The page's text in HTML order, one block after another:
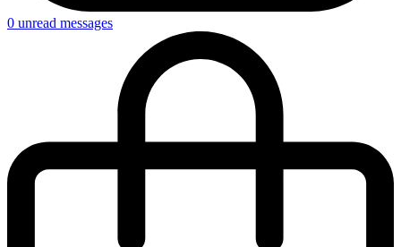
0 unread messages